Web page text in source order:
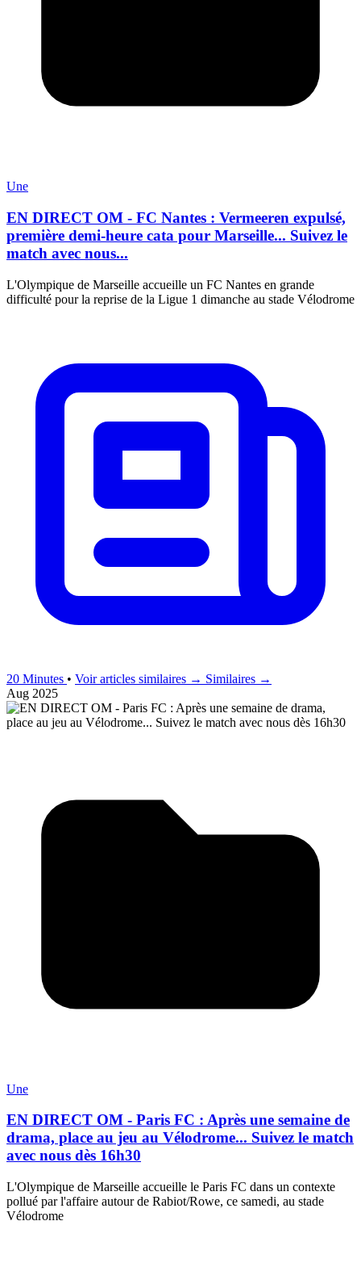
Une
EN DIRECT OM - FC Nantes : Vermeeren expulsé,
première demi-heure cata pour Marseille... Suivez le
match avec nous...
L'Olympique de Marseille accueille un FC Nantes en grande
difficulté pour la reprise de la Ligue 1 dimanche au stade Vélodrome
20 Minutes • Voir articles similaires → Similaires →
Aug 2025
Une
EN DIRECT OM - Paris FC : Après une semaine de
drama, place au jeu au Vélodrome... Suivez le match
avec nous dès 16h30
L'Olympique de Marseille accueille le Paris FC dans un contexte
pollué par l'affaire autour de Rabiot/Rowe, ce samedi, au stade
Vélodrome